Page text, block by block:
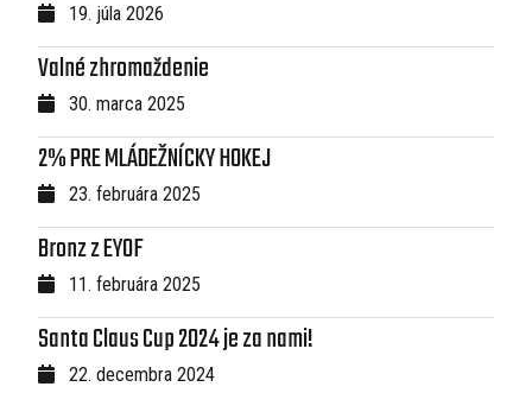
19. júla 2026
Valné zhromaždenie
30. marca 2025
2% PRE MLÁDEŽNÍCKY HOKEJ
23. februára 2025
Bronz z EYOF
11. februára 2025
Santa Claus Cup 2024 je za nami!
22. decembra 2024